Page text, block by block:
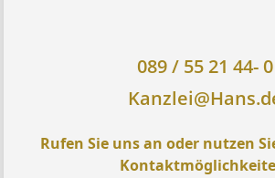
089 / 55 21 44- 0
Rufen Sie uns an oder nutzen